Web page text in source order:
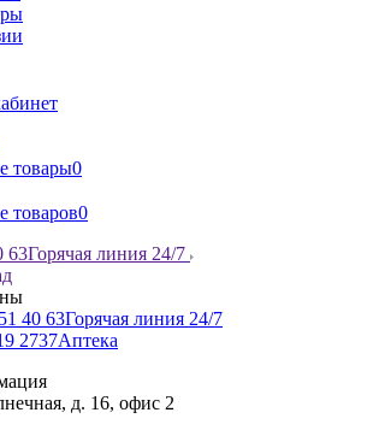
товары0
товаров0
63Горячая линия 24/7
40 63Горячая линия 24/7
2737Аптека
д. 16, офис 2